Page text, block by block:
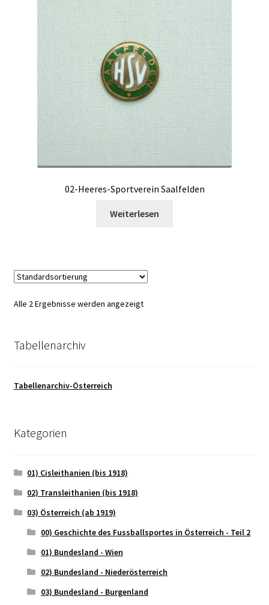
02-Heeres-Sportverein Saalfelden
Weiterlesen
Alle 2 Ergebnisse werden angezeigt
Tabellenarchiv
Tabellenarchiv-Österreich
Kategorien
01) Cisleithanien (bis 1918)
02) Transleithanien (bis 1918)
03) Österreich (ab 1919)
00) Geschichte des Fussballsportes in Österreich - Teil 2
01) Bundesland - Wien
02) Bundesland - Niederösterreich
03) Bundesland - Burgenland